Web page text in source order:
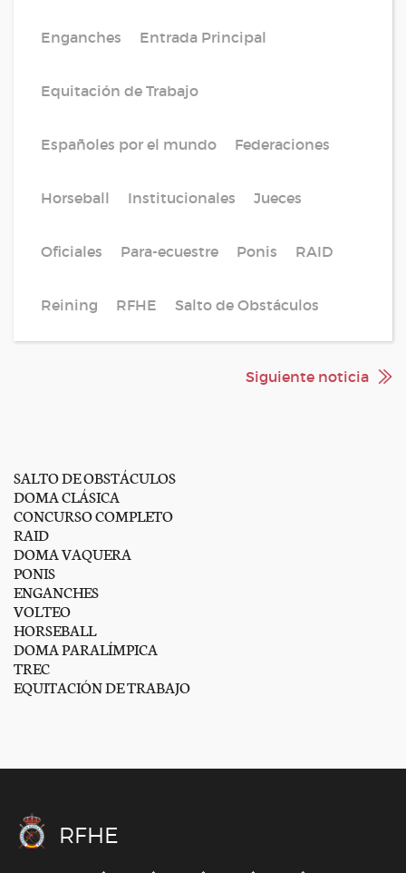
Enganches Entrada Principal
Equitación de Trabajo
Españoles por el mundo Federaciones
Horseball Institucionales Jueces
Oficiales Para-ecuestre Ponis RAID
Reining RFHE Salto de Obstáculos
Siguiente noticia
SALTO DE OBSTÁCULOS
DOMA CLÁSICA
CONCURSO COMPLETO
RAID
DOMA VAQUERA
PONIS
ENGANCHES
VOLTEO
HORSEBALL
DOMA PARALÍMPICA
TREC
EQUITACIÓN DE TRABAJO
RFHE